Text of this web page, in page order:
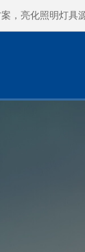
，亮化照明灯具